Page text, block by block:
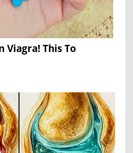
Viagra! This To